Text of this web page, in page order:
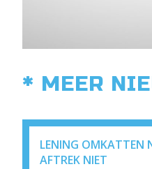
* MEER
LENING OMKATTEN
AFTREK NIET